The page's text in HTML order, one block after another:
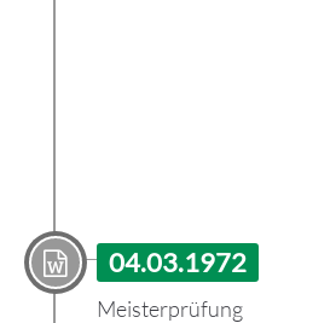
04.03.1972
Meisterprüfung